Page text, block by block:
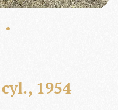
1954